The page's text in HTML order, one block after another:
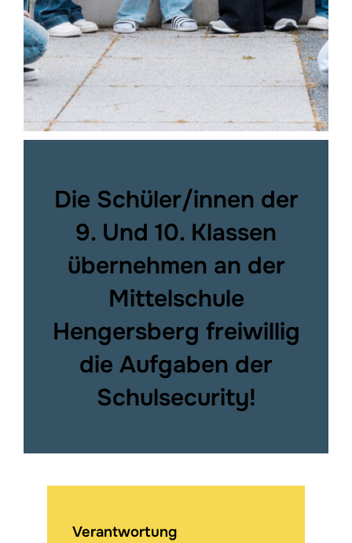
Die Schüler/innen der
9. Und 10. Klassen
übernehmen an der
Mittelschule
Hengersberg freiwillig
die Aufgaben der
Schulsecurity!
Verantwortung